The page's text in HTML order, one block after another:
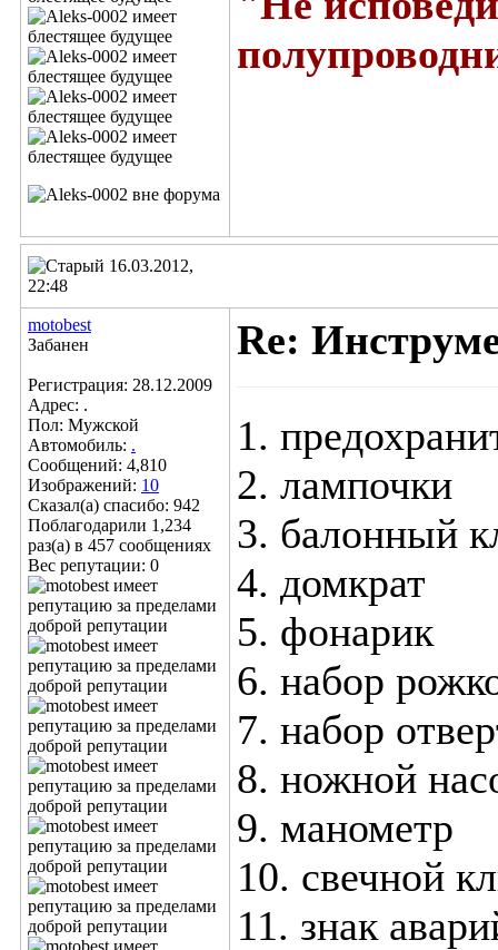
16.03.2012,
22:48
motobest
Забанен
Регистрация: 28.12.2009
Адрес: .
Пол: Мужской
Автомобиль: .
Сообщений: 4,810
Изображений: 10
Сказал(а) спасибо: 942
Поблагодарили 1,234
раз(а) в 457 сообщениях
Вес репутации: 0
Re:
1.
2. лампочки
3. балонный
4. домкрат
5. фонарик
6. набор
7. набор
8. ножной
9. манометр
10. свечной
11. знак